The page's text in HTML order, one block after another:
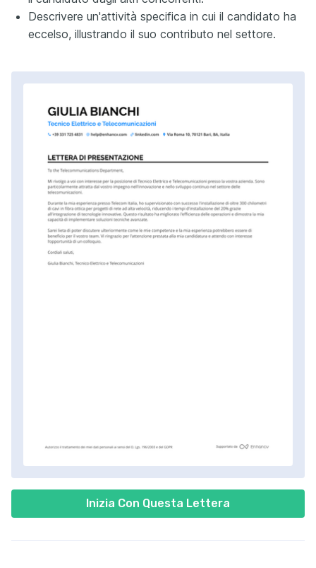
Inizia Con Questa Lettera
Descrivere un'attività specifica in cui il candidato ha
eccelso, illustrando il suo contributo nel settore.